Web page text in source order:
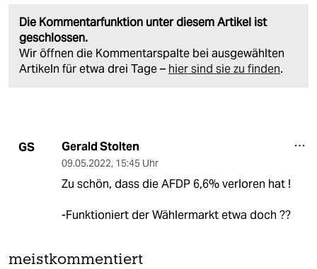
Die Kommentarfunktion unter diesem Artikel ist
geschlossen.
Wir öffnen die Kommentarspalte bei ausgewählten
Artikeln für etwa drei Tage – hier sind sie zu finden.
GS Gerald Stolten
09.05.2022, 15:45 Uhr
Zu schön, dass die AFDP 6,6% verloren hat !
-Funktioniert der Wählermarkt etwa doch ??
meistkommentiert